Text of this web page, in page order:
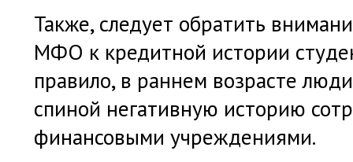
Также, следует обратить
МФО к кредитной истории
правило, в раннем возрасте
спиной негативную историю
финансовыми учреждениями.